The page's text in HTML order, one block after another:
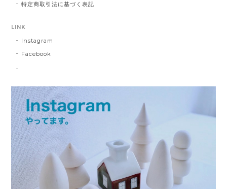
特定商取引法に基づく表記
LINK
Instagram
Facebook